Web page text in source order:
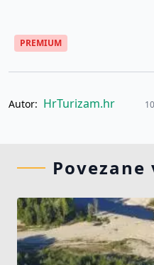
PREMIUM
Autor: HrTurizam.hr